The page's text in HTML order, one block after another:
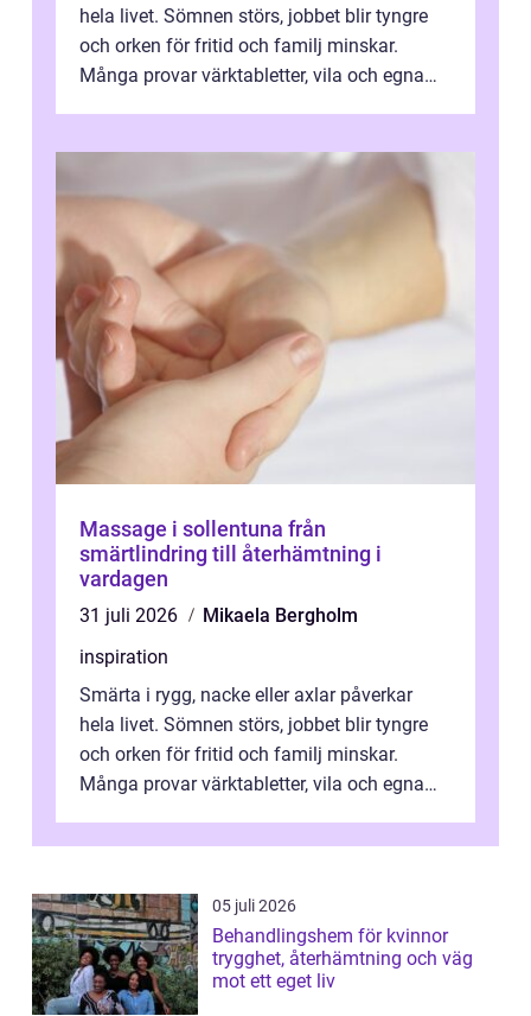
hela livet. Sömnen störs, jobbet blir tyngre
och orken för fritid och familj minskar.
Många provar värktabletter, vila och egna
Massage i sollentuna från
smärtlindring till återhämtning i
vardagen
31 juli 2026
Mikaela Bergholm
inspiration
Smärta i rygg, nacke eller axlar påverkar
hela livet. Sömnen störs, jobbet blir tyngre
och orken för fritid och familj minskar.
Många provar värktabletter, vila och egna
05 juli 2026
Behandlingshem för kvinnor
trygghet, återhämtning och väg
mot ett eget liv